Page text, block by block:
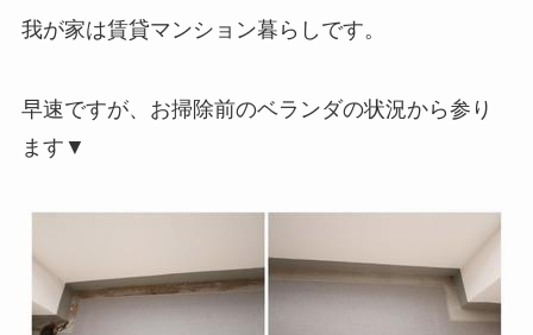
我が家は賃貸マンション暮らしです。
早速ですが、お掃除前のベランダの状況から参り
ます▼